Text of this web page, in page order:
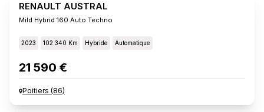
RENAULT AUSTRAL
Mild Hybrid 160 Auto Techno
2023 102 340 Km Hybride Automatique
21 590 €
Poitiers (86)